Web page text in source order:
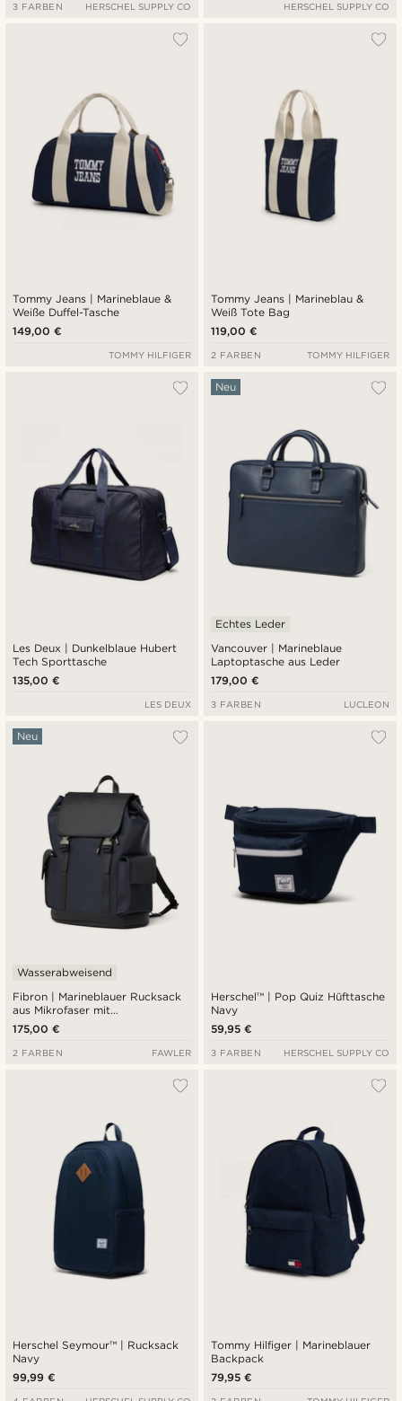
3 FARBEN HERSCHEL SUPPLY CO HERSCHEL SUPPLY CO
Tommy Jeans | Marineblaue &
Weiße Duffel-Tasche
149,00 €
TOMMY HILFIGER
Tommy Jeans | Marineblau &
Weiß Tote Bag
119,00 €
2 FARBEN TOMMY HILFIGER
Les Deux | Dunkelblaue Hubert
Tech Sporttasche
135,00 €
LES DEUX
Vancouver | Marineblaue
Laptoptasche aus Leder
Neu
Echtes Leder
179,00 €
3 FARBEN LUCLEON
Fibron | Marineblauer Rucksack
aus Mikrofaser mit
Doppelverschluss
Neu
Wasserabweisend
175,00 €
2 FARBEN FAWLER
Herschel™ | Pop Quiz Hüfttasche
Navy
59,95 €
3 FARBEN HERSCHEL SUPPLY CO
Herschel Seymour™ | Rucksack
Navy
99,99 €
Tommy Hilfiger | Marineblauer
Backpack
79,95 €